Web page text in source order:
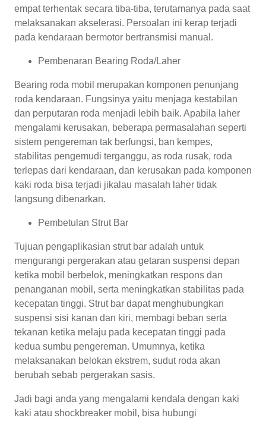
empat terhentak secara tiba-tiba, terutamanya pada saat
melaksanakan akselerasi. Persoalan ini kerap terjadi
pada kendaraan bermotor bertransmisi manual.
Pembenaran Bearing Roda/Laher
Bearing roda mobil merupakan komponen penunjang
roda kendaraan. Fungsinya yaitu menjaga kestabilan
dan perputaran roda menjadi lebih baik. Apabila laher
mengalami kerusakan, beberapa permasalahan seperti
sistem pengereman tak berfungsi, ban kempes,
stabilitas pengemudi terganggu, as roda rusak, roda
terlepas dari kendaraan, dan kerusakan pada komponen
kaki roda bisa terjadi jikalau masalah laher tidak
langsung dibenarkan.
Pembetulan Strut Bar
Tujuan pengaplikasian strut bar adalah untuk
mengurangi pergerakan atau getaran suspensi depan
ketika mobil berbelok, meningkatkan respons dan
penanganan mobil, serta meningkatkan stabilitas pada
kecepatan tinggi. Strut bar dapat menghubungkan
suspensi sisi kanan dan kiri, membagi beban serta
tekanan ketika melaju pada kecepatan tinggi pada
kedua sumbu pengereman. Umumnya, ketika
melaksanakan belokan ekstrem, sudut roda akan
berubah sebab pergerakan sasis.
Jadi bagi anda yang mengalami kendala dengan kaki
kaki atau shockbreaker mobil, bisa hubungi